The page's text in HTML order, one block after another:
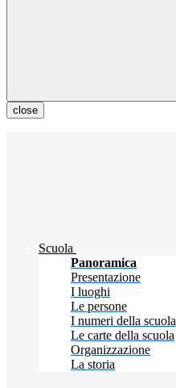
close
Scuola
Panoramica
Presentazione
I luoghi
Le persone
I numeri della scuola
Le carte della scuola
Organizzazione
La storia